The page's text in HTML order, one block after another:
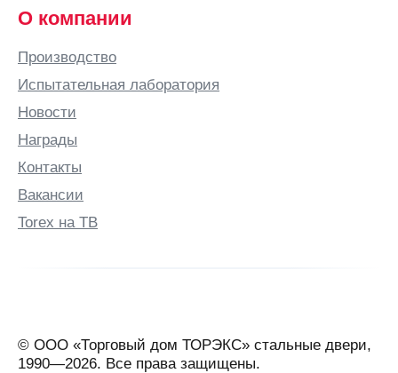
Буденновск
Бузулук
Бутурлино
В
Валдай
Великие
Новгород
Салда
О компании
Производство
Испытательная лаборатория
Новости
Награды
Контакты
Вакансии
Torex на ТВ
© ООО «Торговый дом ТОРЭКС» стальные двери,
1990—2026. Все права защищены.